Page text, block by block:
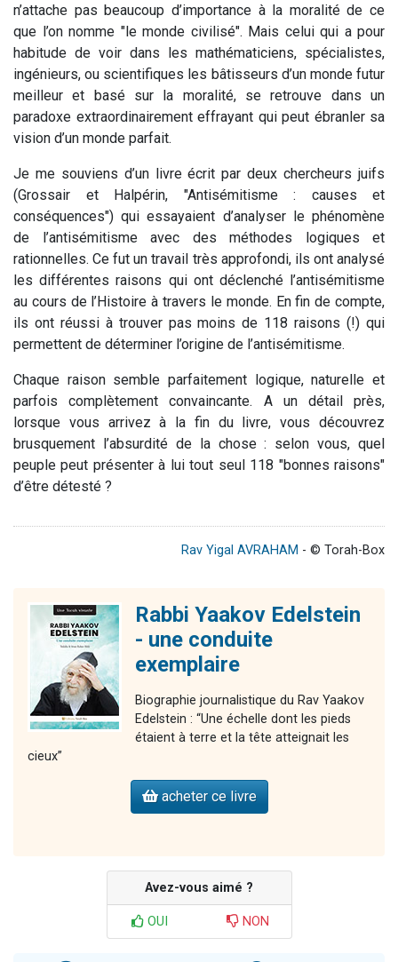
n’attache pas beaucoup d’importance à la moralité de ce
que l’on nomme "le monde civilisé". Mais celui qui a pour
habitude de voir dans les mathématiciens, spécialistes,
ingénieurs, ou scientifiques les bâtisseurs d’un monde futur
meilleur et basé sur la moralité, se retrouve dans un
paradoxe extraordinairement effrayant qui peut ébranler sa
vision d’un monde parfait.
Je me souviens d’un livre écrit par deux chercheurs juifs
(Grossair et Halpérin, "Antisémitisme : causes et
conséquences") qui essayaient d’analyser le phénomène
de l’antisémitisme avec des méthodes logiques et
rationnelles. Ce fut un travail très approfondi, ils ont analysé
les différentes raisons qui ont déclenché l’antisémitisme
au cours de l’Histoire à travers le monde. En fin de compte,
ils ont réussi à trouver pas moins de 118 raisons (!) qui
permettent de déterminer l’origine de l’antisémitisme.
Chaque raison semble parfaitement logique, naturelle et
parfois complètement convaincante. A un détail près,
lorsque vous arrivez à la fin du livre, vous découvrez
brusquement l’absurdité de la chose : selon vous, quel
peuple peut présenter à lui tout seul 118 "bonnes raisons"
d’être détesté ?
Rav Yigal AVRAHAM - © Torah-Box
Rabbi Yaakov Edelstein
- une conduite
exemplaire
Biographie journalistique du Rav Yaakov
Edelstein : “Une échelle dont les pieds
étaient à terre et la tête atteignait les
cieux”
acheter ce livre
Avez-vous aimé ?
OUI NON